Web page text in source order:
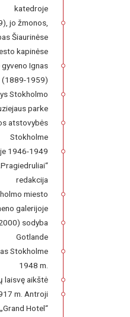
katedroje
jo žmonos,
Šiaurinėse
kapinėse
Ignas
(1889-1959)
Stokholmo
parke
atstovybės
Stokholme
1946-1949
redakcija
miesto
galerijoje
sodyba
Gotlande
Stokholme
1948 m.
laisvę aikštė
m. Antroji
Hotel“